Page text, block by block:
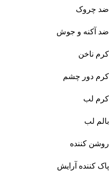
ضد چروک
ضد آکنه و جوش
کرم ناخن
کرم دور چشم
کرم لب
بالم لب
روشن کننده
پاک کننده آرایش